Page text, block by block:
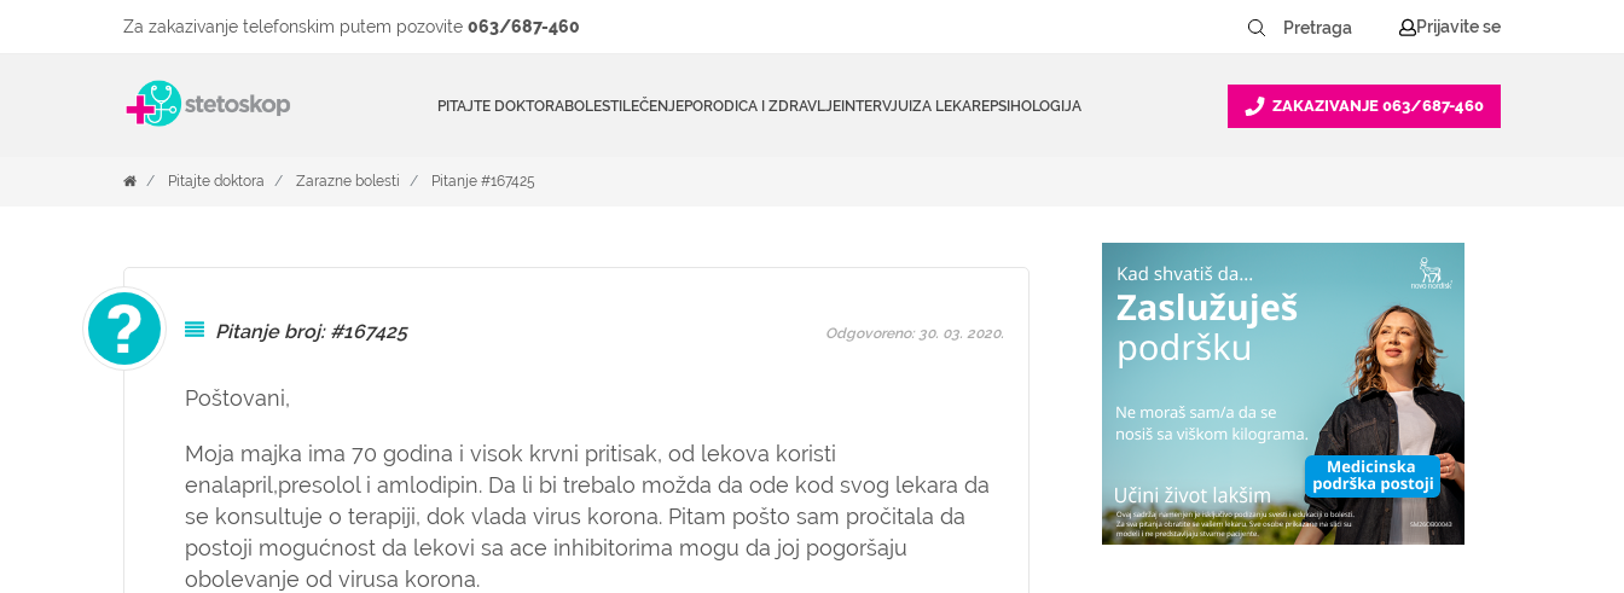
Za zakazivanje telefonskim putem pozovite 063/687-460 Prijavite se
PITAJTE DOKTORABOLESTILEČENJEPORODICA I ZDRAVLJEINTERVJUIZA LEKAREPSIHOLOGIJA ZAKAZIVANJE 063/687-460
Pitajte doktora Zarazne bolesti Pitanje #167425
Pitanje broj: #167425
Poštovani,
Moja majka ima 70 godina i visok krvni pritisak, od lekova koristi
enalapril,presolol i amlodipin. Da li bi trebalo možda da ode kod svog lekara da
se konsultuje o terapiji, dok vlada virus korona. Pitam pošto sam pročitala da
postoji mogućnost da lekovi sa ace inhibitorima mogu da joj pogoršaju
obolevanje od virusa korona.
Odgovoreno: 30. 03. 2020.